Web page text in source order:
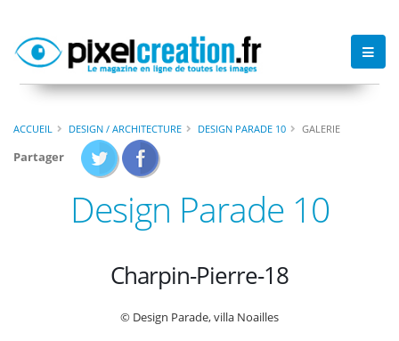
ACCUEIL DESIGN / ARCHITECTURE DESIGN PARADE 10 GALERIE
Partager
Design Parade 10
Charpin-Pierre-18
© Design Parade, villa Noailles